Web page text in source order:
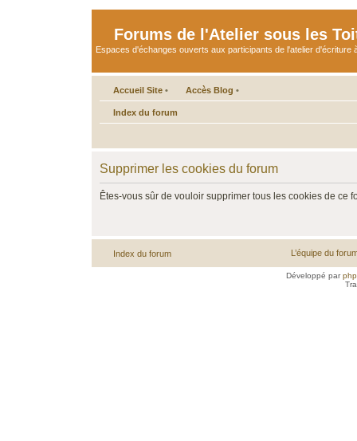
Forums de l'Atelier sous les
Espaces d'échanges ouverts aux participants de l'atelier d'écriture
Accueil Site • Accès Blog •
Index du forum
Supprimer les cookies du forum
Êtes-vous sûr de vouloir supprimer tous les cookies de ce
Index du forum L’équipe du
Développé par